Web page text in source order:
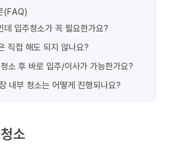
(FAQ)
데 입주청소가 꼭 필요한가요?
직접 해도 되지 않나요?
소 후 바로 입주/이사가 가능한가요?
내부 청소는 어떻게 진행되나요?
소